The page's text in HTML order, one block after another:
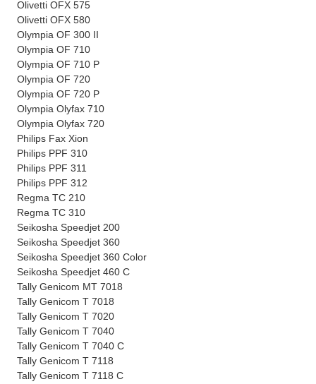
Olivetti OFX 575
Olivetti OFX 580
Olympia OF 300 II
Olympia OF 710
Olympia OF 710 P
Olympia OF 720
Olympia OF 720 P
Olympia Olyfax 710
Olympia Olyfax 720
Philips Fax Xion
Philips PPF 310
Philips PPF 311
Philips PPF 312
Regma TC 210
Regma TC 310
Seikosha Speedjet 200
Seikosha Speedjet 360
Seikosha Speedjet 360 Color
Seikosha Speedjet 460 C
Tally Genicom MT 7018
Tally Genicom T 7018
Tally Genicom T 7020
Tally Genicom T 7040
Tally Genicom T 7040 C
Tally Genicom T 7118
Tally Genicom T 7118 C